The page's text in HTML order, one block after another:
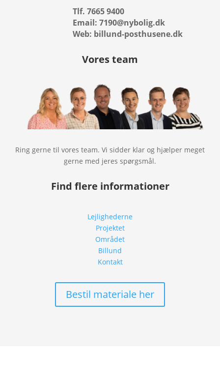
Tlf. 7665 9400
Email: 7190@nybolig.dk
Web: billund-posthusene.dk
Vores team
Ring gerne til vores team. Vi sidder klar og hjælper meget
gerne med jeres spørgsmål.
Find flere informationer
Lejlighederne
Projektet
Området
Billund
Kontakt
Bestil materiale her